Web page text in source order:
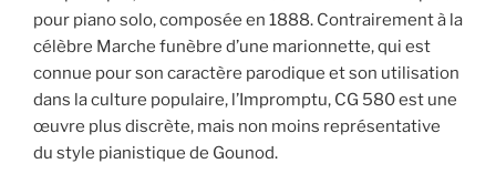
pour piano solo, composée en 1888. Contrairement à la
célèbre Marche funèbre d’une marionnette, qui est
connue pour son caractère parodique et son utilisation
dans la culture populaire, l’Impromptu, CG 580 est une
œuvre plus discrète, mais non moins représentative
du style pianistique de Gounod.